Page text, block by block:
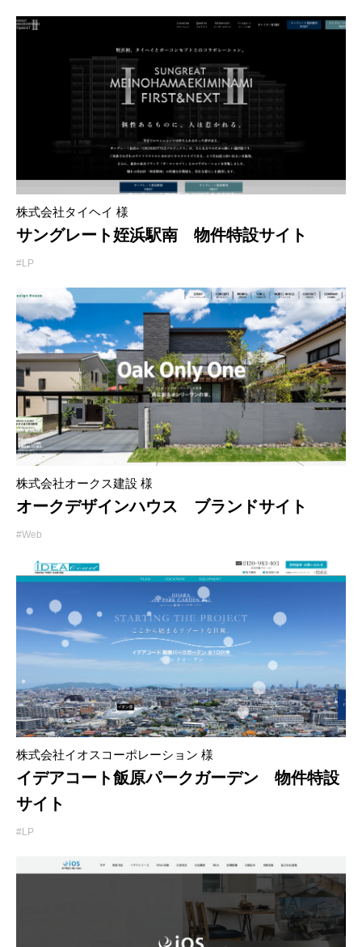
株式会社タイヘイ 様
サングレート姪浜駅南 物件特設サイト
#LP
株式会社オークス建設 様
オークデザインハウス ブランドサイト
#Web
株式会社イオスコーポレーション 様
イデアコート飯原パークガーデン 物件特設
サイト
#LP